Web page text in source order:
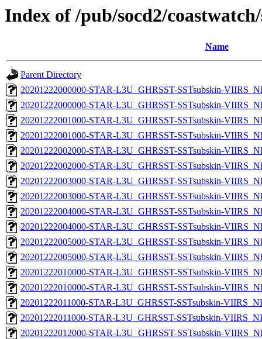
Index of /pub/socd2/
Name
Parent Directory
20201222000000-STAR-L3U_GHRSST-SSTsubskin-
20201222000000-STAR-L3U_GHRSST-SSTsubskin-
20201222001000-STAR-L3U_GHRSST-SSTsubskin-
20201222001000-STAR-L3U_GHRSST-SSTsubskin-
20201222002000-STAR-L3U_GHRSST-SSTsubskin-
20201222002000-STAR-L3U_GHRSST-SSTsubskin-
20201222003000-STAR-L3U_GHRSST-SSTsubskin-
20201222003000-STAR-L3U_GHRSST-SSTsubskin-
20201222004000-STAR-L3U_GHRSST-SSTsubskin-
20201222004000-STAR-L3U_GHRSST-SSTsubskin-
20201222005000-STAR-L3U_GHRSST-SSTsubskin-
20201222005000-STAR-L3U_GHRSST-SSTsubskin-
20201222010000-STAR-L3U_GHRSST-SSTsubskin-
20201222010000-STAR-L3U_GHRSST-SSTsubskin-
20201222011000-STAR-L3U_GHRSST-SSTsubskin-
20201222011000-STAR-L3U_GHRSST-SSTsubskin-
20201222012000-STAR-L3U_GHRSST-SSTsubskin-